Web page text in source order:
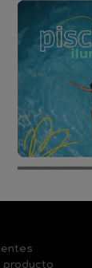
producto